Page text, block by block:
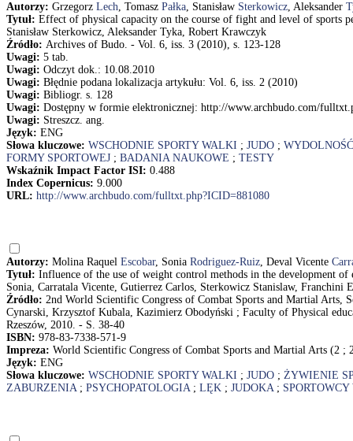
Autorzy: Grzegorz Lech, Tomasz Pałka, Stanisław Sterkowicz, Aleksander
Tytuł: Effect of physical capacity on the course of fight and level of sports
Stanisław Sterkowicz, Aleksander Tyka, Robert Krawczyk
Źródło: Archives of Budo. - Vol. 6, iss. 3 (2010), s. 123-128
Uwagi: 5 tab.
Uwagi: Odczyt dok.: 10.08.2010
Uwagi: Błędnie podana lokalizacja artykułu: Vol. 6, iss. 2 (2010)
Uwagi: Bibliogr. s. 128
Uwagi: Dostępny w formie elektronicznej: http://www.archbudo.com/
Uwagi: Streszcz. ang.
Język: ENG
Słowa kluczowe: WSCHODNIE SPORTY WALKI ; JUDO ;
FORMY SPORTOWEJ ; BADANIA NAUKOWE ; TESTY
Wskaźnik Impact Factor ISI: 0.488
Index Copernicus: 9.000
URL: http://www.archbudo.com/fulltxt.php?ICID=881080
Autorzy: Molina Raquel Escobar, Sonia Rodriguez-Ruiz, Deval Vicente
Tytuł: Influence of the use of weight control methods in the development
Sonia, Carratala Vicente, Gutierrez Carlos, Sterkowicz Stanislaw, Franchini
Źródło: 2nd World Scientific Congress of Combat Sports and Martial Arts,
Cynarski, Krzysztof Kubala, Kazimierz Obodyński ; Faculty of Physical
Rzeszów, 2010. - S. 38-40
ISBN: 978-83-7338-571-9
Impreza: World Scientific Congress of Combat Sports and Martial Arts (2 ;
Język: ENG
Słowa kluczowe: WSCHODNIE SPORTY WALKI ; JUDO ; ŻYWIENIE
ZABURZENIA; PSYCHOPATOLOGIA; LĘK ; JUDOKA;